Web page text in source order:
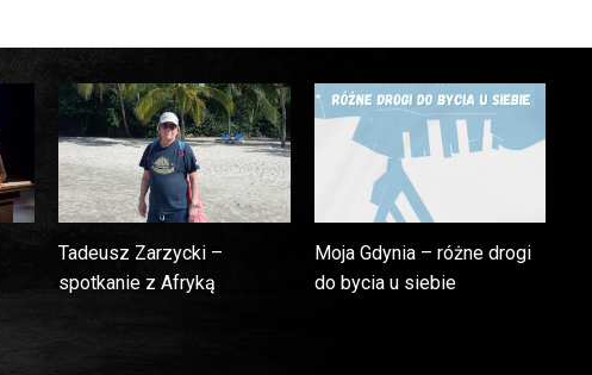
Tadeusz Zarzycki –
spotkanie z Afryką
Moja Gdynia – różne drogi
do bycia u siebie